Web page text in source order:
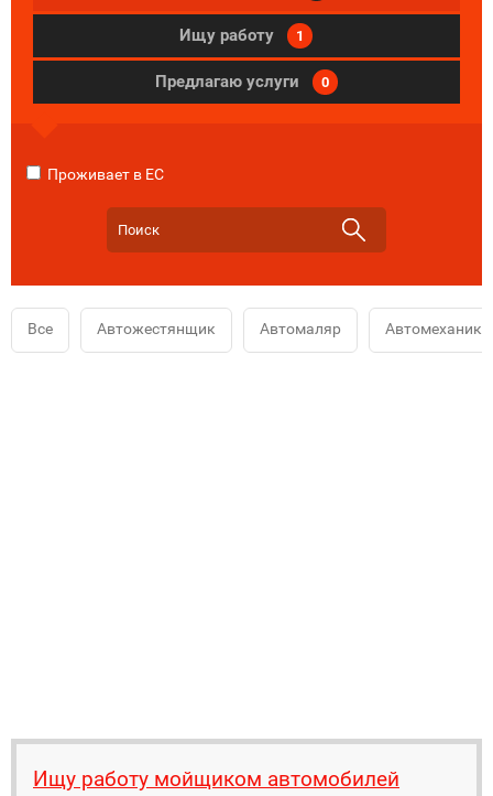
Ищу работу 1
Предлагаю услуги 0
Проживает в ЕС
Все Автожестянщик Автомаляр Автомеханик
Ищу работу мойщиком автомобилей